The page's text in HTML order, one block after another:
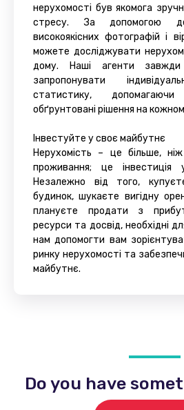
нерухомості був якомога
стресу. За допомогою
високоякісних фотографій і
можете досліджувати
дому. Наші агенти
запропонувати
статистику,
обґрунтовані рішення на
Інвестуйте у своє майбутнє
Нерухомість – це більше,
проживання; це
Незалежно від того,
будинок, шукаєте вигідну
плануєте продати з
ресурси та досвід, необхідні
нам допомогти вам
ринку нерухомості та
майбутнє.
Do you have